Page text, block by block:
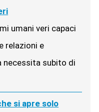
umani veri capaci
relazioni e
necessita subito di
si apre solo